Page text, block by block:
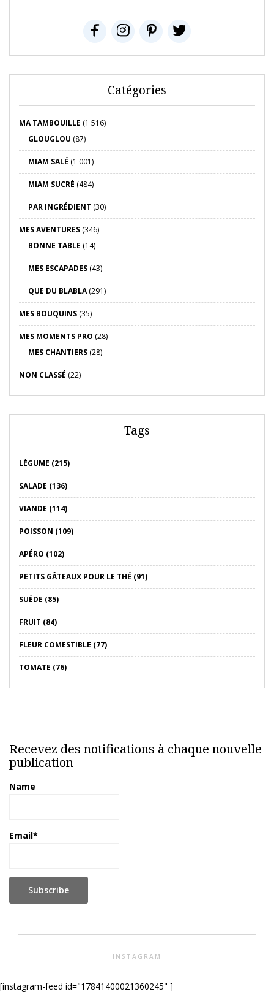
Catégories
MA TAMBOUILLE (1 516)
GLOUGLOU (87)
MIAM SALÉ (1 001)
MIAM SUCRÉ (484)
PAR INGRÉDIENT (30)
MES AVENTURES (346)
BONNE TABLE (14)
MES ESCAPADES (43)
QUE DU BLABLA(291)
MES BOUQUINS (35)
MES MOMENTS PRO (28)
MES CHANTIERS (28)
NON CLASSÉ (22)
Tags
LÉGUME (215)
SALADE (136)
VIANDE (114)
POISSON (109)
APÉRO (102)
PETITS GÂTEAUX POUR LE THÉ (91)
SUÈDE (85)
FRUIT (84)
FLEUR COMESTIBLE (77)
TOMATE (76)
Recevez des notifications à chaque nouvelle
publication
Name
Email*
INSTAGRAM
[instagram-feed id="17841400021360245" ]